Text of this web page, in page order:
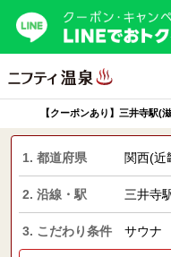
【クーポンあり】三井寺駅(
1. 都道府県 関西(近
2. 沿線・駅 三井寺
3. こだわり条件 サウナ